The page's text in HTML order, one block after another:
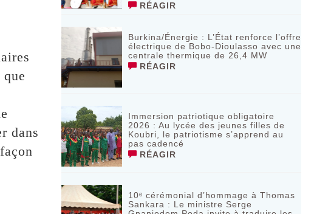
dans
RÉAGIR
Burkina/Énergie : L’État renforce l’offre
électrique de Bobo-Dioulasso avec une
centrale thermique de 26,4 MW
RÉAGIR
Immersion patriotique obligatoire
2026 : Au lycée des jeunes filles de
Koubri, le patriotisme s’apprend au
pas cadencé
RÉAGIR
10ᵉ cérémonial d’hommage à Thomas
Sankara : Le ministre Serge